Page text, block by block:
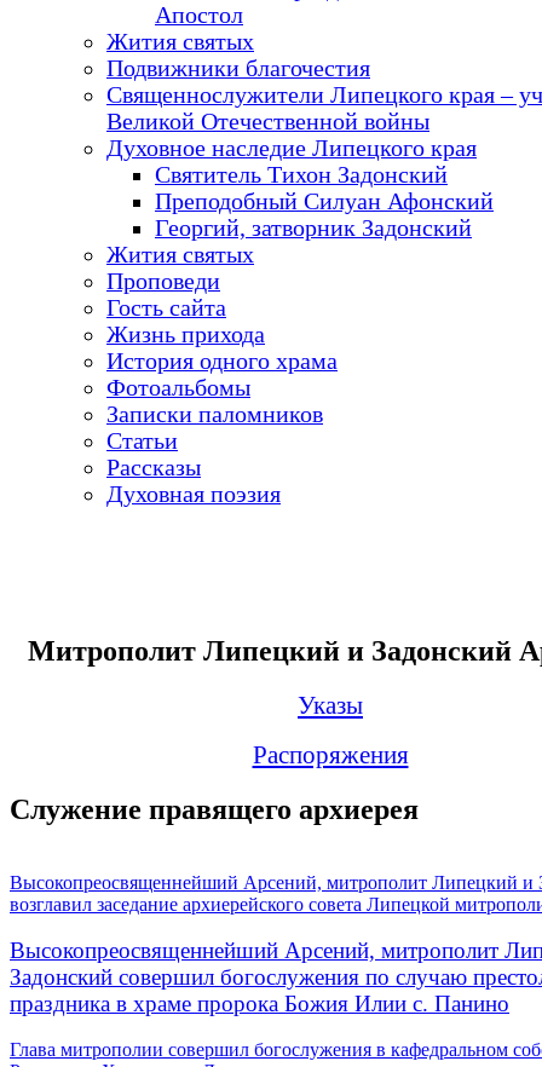
Апостол
Жития святых
Подвижники благочестия
Священнослужители Липецкого края –
Великой Отечественной войны
Духовное наследие Липецкого края
Святитель Тихон Задонский
Преподобный Силуан Афонский
Георгий, затворник Задонский
Жития святых
Проповеди
Гость сайта
Жизнь прихода
История одного храма
Фотоальбомы
Записки паломников
Статьи
Рассказы
Духовная поэзия
Митрополит Липецкий и Задонский
Указы
Распоряжения
Служение правящего архиерея
Высокопреосвященнейший Арсений, митрополит Липецкий и
возглавил заседание архиерейского совета Липецкой
Высокопреосвященнейший Арсений, митрополит
Задонский совершил богослужения по случаю
праздника в храме пророка Божия Илии с. Панино
Глава митрополии совершил богослужения в кафедральном